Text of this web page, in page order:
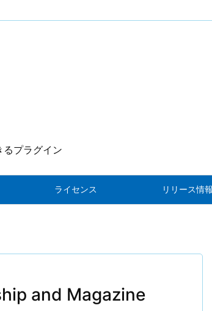
プラグイン
ライセンス リリース情
and Magazine